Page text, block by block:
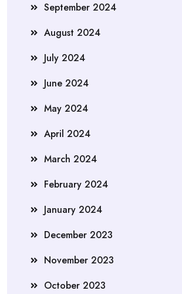
September 2024
August 2024
July 2024
June 2024
May 2024
April 2024
March 2024
February 2024
January 2024
December 2023
November 2023
October 2023